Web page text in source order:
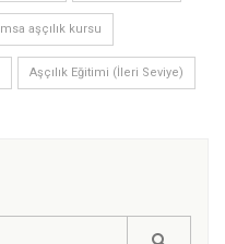
msa aşçılık kursu
Aşçılık Eğitimi (İleri Seviye)